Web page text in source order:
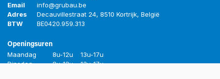
Email
info@grubau.be
Adres
Decauvillestraat 24, 8510 Kortrijk, België
BTW
BE0420.959.313
Openingsuren
Maandag 8u-12u
13u-17u
Dinsdag
8u-12u
13u-17u